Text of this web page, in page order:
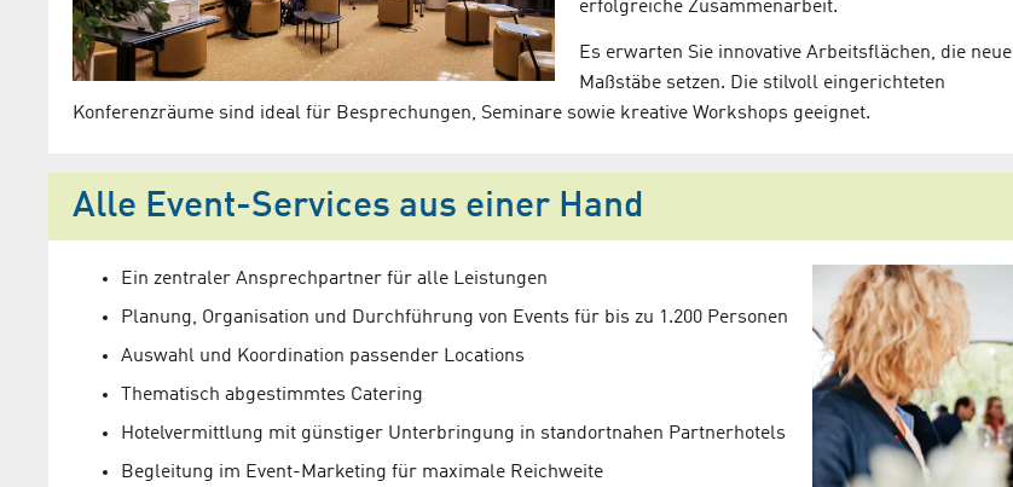
erfolgreiche Zusammenarbeit.
Es erwarten Sie innovative Arbeitsflächen, die neue
Maßstäbe setzen. Die stilvoll eingerichteten
Konferenzräume sind ideal für Besprechungen, Seminare sowie kreative Workshops geeignet.
Alle Event-Services aus einer Hand
Ein zentraler Ansprechpartner für alle Leistungen
Planung, Organisation und Durchführung von Events für bis zu 1.200 Personen
Auswahl und Koordination passender Locations
Thematisch abgestimmtes Catering
Hotelvermittlung mit günstiger Unterbringung in standortnahen Partnerhotels
Begleitung im Event-Marketing für maximale Reichweite